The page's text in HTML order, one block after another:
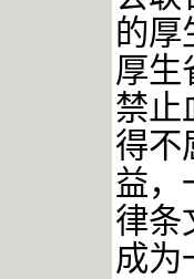
的厚
厚生
禁止
得不
益，
律条
成为